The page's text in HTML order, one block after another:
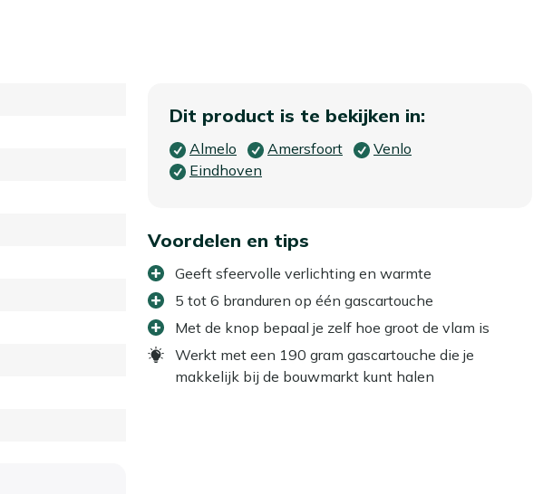
Dit product is te bekijken in:
Almelo Amersfoort
Venlo
Eindhoven
Voordelen en tips
Geeft sfeervolle verlichting en warmte
5 tot 6 branduren op één gascartouche
Met de knop bepaal je zelf hoe groot de vlam is
Werkt met een 190 gram gascartouche die je
makkelijk bij de bouwmarkt kunt halen